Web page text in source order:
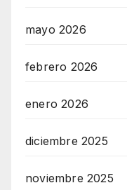
mayo 2026
febrero 2026
enero 2026
diciembre 2025
noviembre 2025